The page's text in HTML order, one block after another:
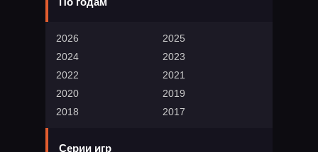
2026
2025
2024
2023
2022
2021
2020
2019
2018
2017
Серии игр